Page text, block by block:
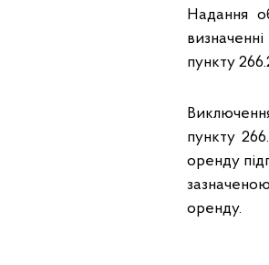
Надання
пункту
пункту
оренду
оренду.